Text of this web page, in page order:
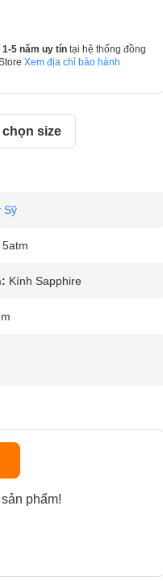
1-5 năm uy tín tại hệ thống đồng
Xem địa chỉ bảo hành
size
Sỹ
5atm
Kính Sapphire
phẩm!